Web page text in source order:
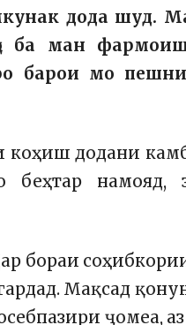
дода шуд.
ба ман
барои мо
коҳиш додани
намояд,
бораи
Мақсад
ҷомеа,